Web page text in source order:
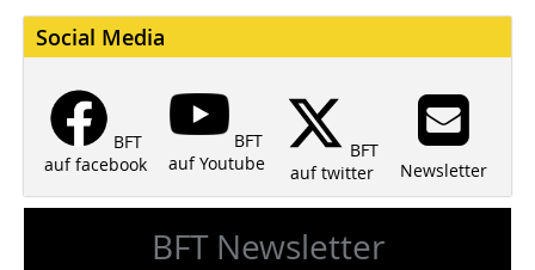
Social Media
BFT
auf facebook
BFT
auf Youtube
BFT
auf twitter
Newsletter
BFT Newsletter